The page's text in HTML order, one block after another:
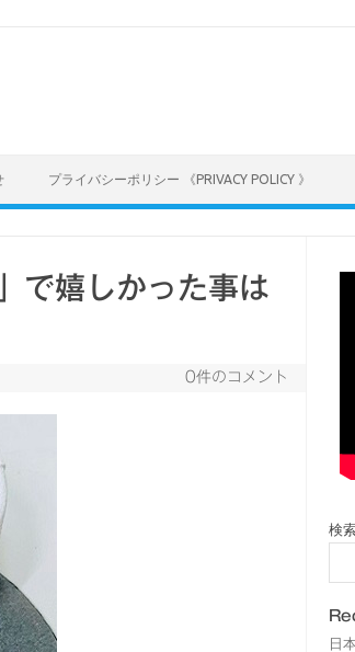
プライバシーポリシー 《PRIVACY POLICY 》
で嬉しかった事は
0件のコメント
検
日